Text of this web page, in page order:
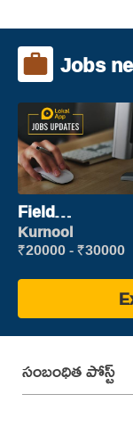
Jobs
Field
Marketing
Executive
Kurnool
₹20000 - ₹30000
సంబంధిత పోస్ట్